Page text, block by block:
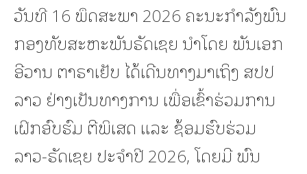
ວັນທີ 16 ພຶດສະພາ 2026 ຄະນະກຳລັງພົນ
ກອງທັບສະຫະພັນຣັດເຊຍ ນໍາໂດຍ ພັນເອກ
ອີວານ ຕາຣາເຢັບ ໄດ້ເດີນທາງມາເຖິງ ສປປ
ລາວ ຢ່າງເປັນທາງການ ເພື່ອເຂົ້າຮ່ວມການ
ເຝິກອົບຮົມ ຕີພິເສດ ແລະ ຊ້ອມຮົບຮ່ວມ
ລາວ-ຣັດເຊຍ ປະຈຳປີ 2026, ໂດຍມີ ພົນ